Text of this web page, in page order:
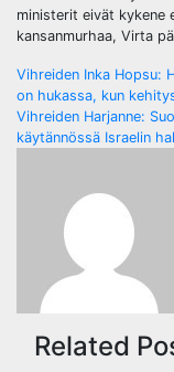
ministerit eivät kykene
kansanmurhaa, Virta
Post
Vihreiden Inka Hopsu:
on hukassa, kun
Vihreiden Harjanne:
käytännössä Israelin
Related